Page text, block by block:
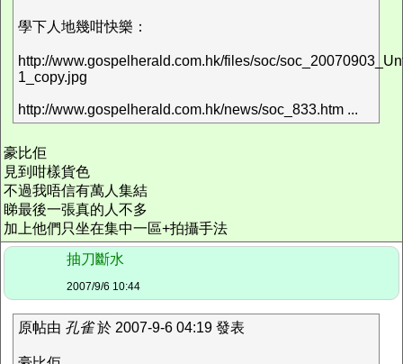
學下人地幾咁快樂：
http://www.gospelherald.com.hk/files/soc/
1_copy.jpg
http://www.gospelherald.com.hk/news/soc_833.htm ...
豪比佢
見到咁樣貨色
不過我唔信有萬人集結
睇最後一張真的人不多
加上他們只坐在集中一區+拍攝手法
抽刀斷水
2007/9/6 10:44
原帖由 孔雀於 2007-9-6 04:19 發表